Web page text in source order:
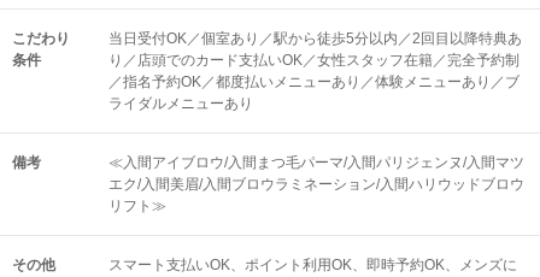
こだわり
条件
当日受付OK／個室あり／駅から徒歩5分以内／2回目以降特典あ
り／店頭でのカード支払いOK／女性スタッフ在籍／完全予約制
／指名予約OK／都度払いメニューあり／体験メニューあり／ブ
ライダルメニューあり
備考
≪入間アイブロウ/入間まつ毛パーマ/入間パリジェンヌ/入間マツ
エク/入間美眉/入間ブロウラミネーション/入間ハリウッドブロウ
リフト≫
その他 スマート支払いOK ポイント利用OK 即時予約OK
メンズに